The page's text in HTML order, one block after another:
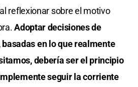
reflexionar sobre el motivo
Adoptar decisiones de
en lo que realmente
debería ser el principio
seguir la corriente